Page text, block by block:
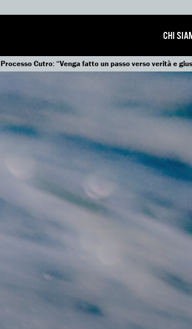
CHI
Processo Cutro: “Venga fatto un passo verso verità e